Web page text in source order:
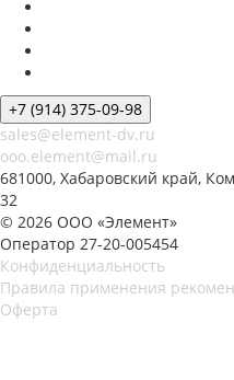
+7 (914) 375-09-98
sales@element-dv.ru
ooo.element@mail.ru
681000, Хабаровский край,
32
© 2026 ООО «Элемент»
Оператор 27-20-005454
Конфиденциальность
Правила применения
Оферта